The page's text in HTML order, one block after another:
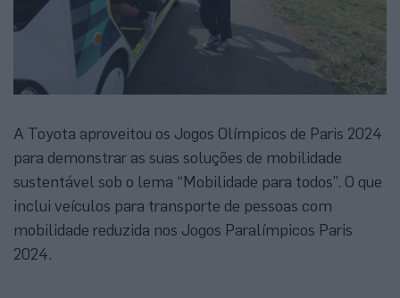
A Toyota aproveitou os Jogos Olímpicos de Paris 2024
para demonstrar as suas soluções de mobilidade
sustentável sob o lema “Mobilidade para todos”. O que
inclui veículos para transporte de pessoas com
mobilidade reduzida nos Jogos Paralímpicos Paris
2024.